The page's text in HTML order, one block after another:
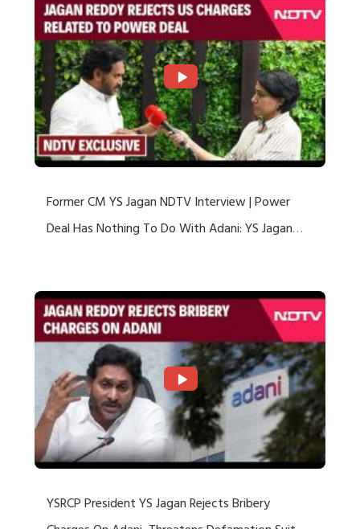
Former CM YS Jagan NDTV Interview | Power
Deal Has Nothing To Do With Adani: YS Jagan
YSRCP President YS Jagan Rejects Bribery